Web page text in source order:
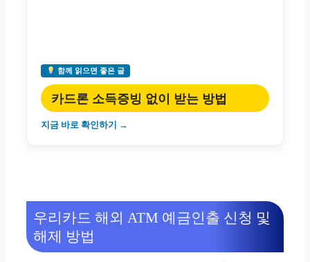
함께 읽으면 좋은 글
카드론 소득증빙 없이 받는 방법
지금 바로 확인하기 →
우리카드 해외 ATM 예금인출 신청 및
해제 방법